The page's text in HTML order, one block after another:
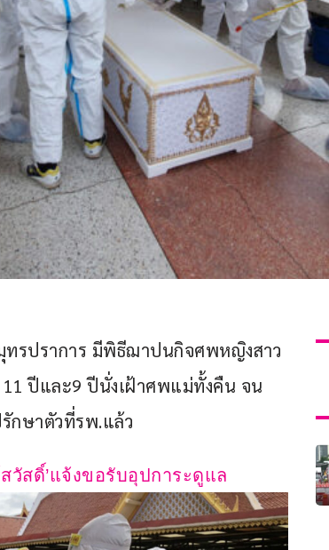
ทรปราการ มีพิธีฌาปนกิจศพหญิงสาว
11 ปีและ9 ปีนั่งเฝ้าศพแม่ทั้งคืน จน
กษาตัวที่รพ.แล้ว
สดิ์’แจ้งขอรับอุปการะดูแล